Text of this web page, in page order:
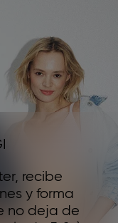
recibe
y forma
no deja de